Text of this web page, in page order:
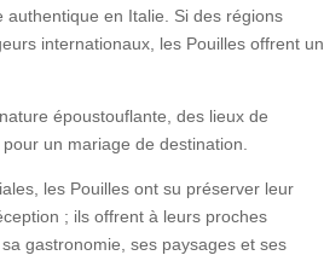
en Italie. Si des régions
internationaux, les Pouilles offrent un
époustouflante, des lieux de
un mariage de destination.
les Pouilles ont su préserver leur
; ils offrent à leurs proches
gastronomie, ses paysages et ses